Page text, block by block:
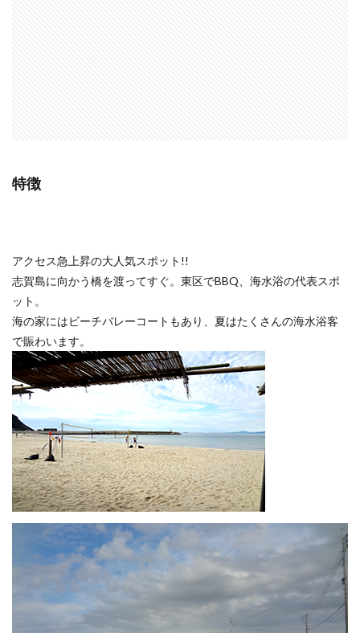
特徴
アクセス急上昇の大人気スポット!!
志賀島に向かう橋を渡ってすぐ。東区でBBQ、海水浴の代表スポ
ット。
海の家にはビーチバレーコートもあり、夏はたくさんの海水浴客
で賑わいます。